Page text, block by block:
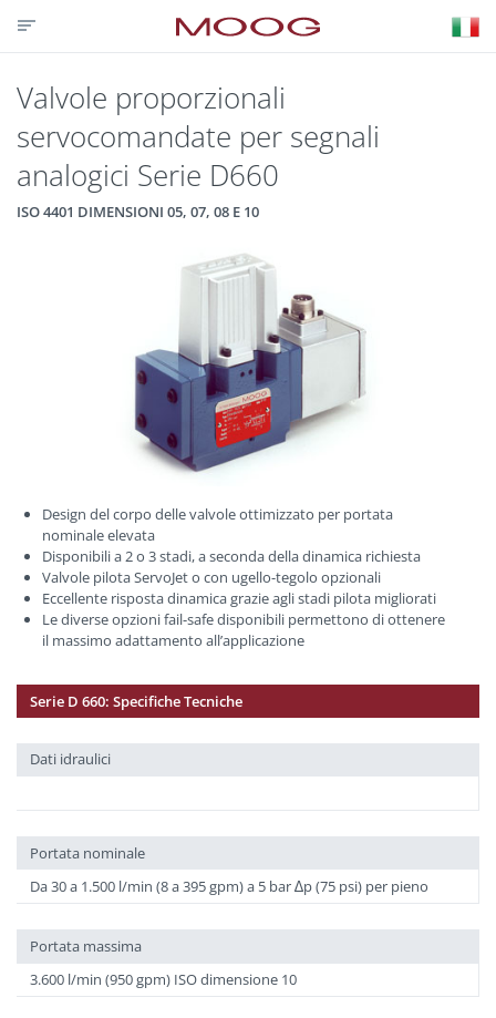
PARTNER LOGIN VISIT MOOG.COM
MOOG.IT
Valvole proporzionali
servocomandate per segnali
analogici Serie D660
ISO 4401 DIMENSIONI 05, 07, 08 E 10
Design del corpo delle valvole ottimizzato per portata
nominale elevata
Disponibili a 2 o 3 stadi, a seconda della dinamica richiesta
Valvole pilota ServoJet o con ugello-tegolo opzionali
Eccellente risposta dinamica grazie agli stadi pilota migliorati
Le diverse opzioni fail-safe disponibili permettono di ottenere
il massimo adattamento all’applicazione
Serie D 660: Specifiche Tecniche
Dati idraulici
Portata nominale
Da 30 a 1.500 l/min (8 a 395 gpm) a 5 bar ∆p (75 psi) per pieno
Portata massima
3.600 l/min (950 gpm) ISO dimensione 10